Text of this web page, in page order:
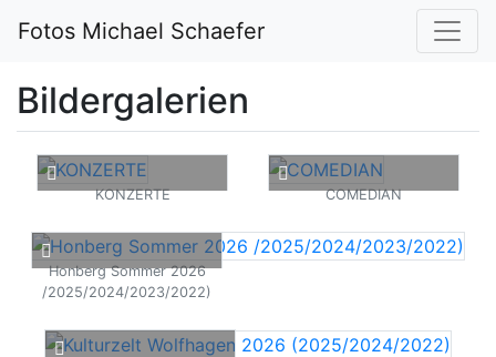
Fotos Michael Schaefer
Bildergalerien
KONZERTE COMEDIAN
Honberg Sommer 2026
/2025/2024/2023/2022)